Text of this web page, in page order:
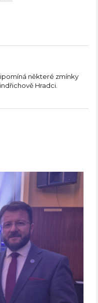
některé zmínky
Hradci.